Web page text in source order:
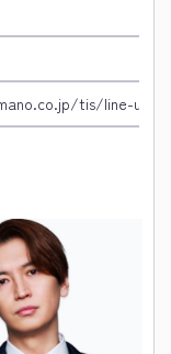
tis/line-up/